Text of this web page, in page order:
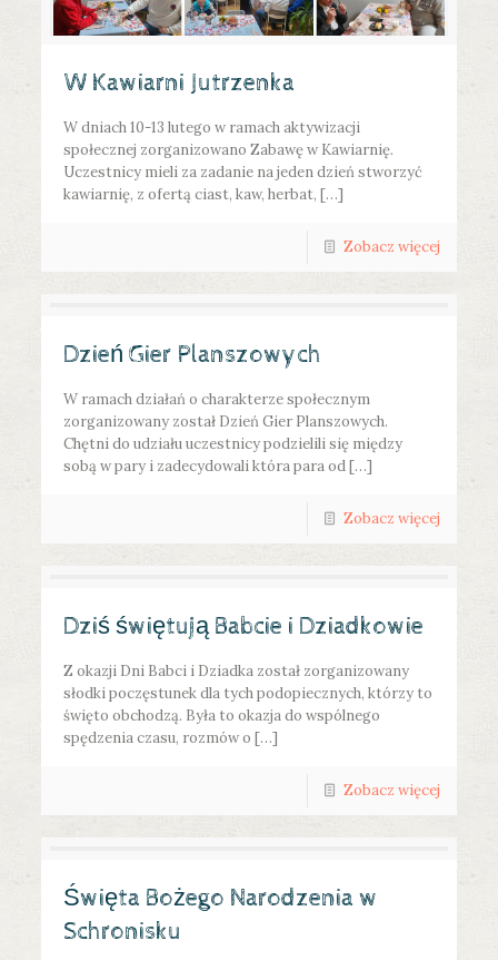
W Kawiarni Jutrzenka
W dniach 10-13 lutego w ramach aktywizacji
społecznej zorganizowano Zabawę w Kawiarnię.
Uczestnicy mieli za zadanie na jeden dzień stworzyć
kawiarnię, z ofertą ciast, kaw, herbat, […]
Zobacz więcej
Dzień Gier Planszowych
W ramach działań o charakterze społecznym
zorganizowany został Dzień Gier Planszowych.
Chętni do udziału uczestnicy podzielili się między
sobą w pary i zadecydowali która para od […]
Zobacz więcej
Dziś świętują Babcie i Dziadkowie
Z okazji Dni Babci i Dziadka został zorganizowany
słodki poczęstunek dla tych podopiecznych, którzy to
święto obchodzą. Była to okazja do wspólnego
spędzenia czasu, rozmów o […]
Zobacz więcej
Święta Bożego Narodzenia w
Schronisku